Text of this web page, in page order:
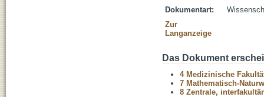
Dokumentart:
Zur
Langanzeige
Das Dokument
4 Medizinische
7 Mathematisch-
8 Zentrale,